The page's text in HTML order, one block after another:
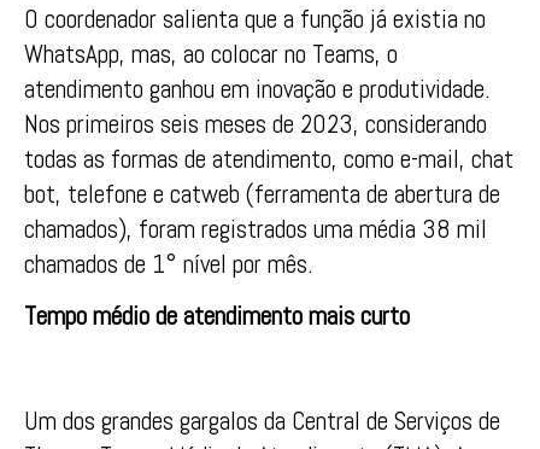
O coordenador salienta que a função já existia no
WhatsApp, mas, ao colocar no Teams, o
atendimento ganhou em inovação e produtividade.
Nos primeiros seis meses de 2023, considerando
todas as formas de atendimento, como e-mail, chat
bot, telefone e catweb (ferramenta de abertura de
chamados), foram registrados uma média 38 mil
chamados de 1° nível por mês.
Tempo médio de atendimento mais curto
Um dos grandes gargalos da Central de Serviços de